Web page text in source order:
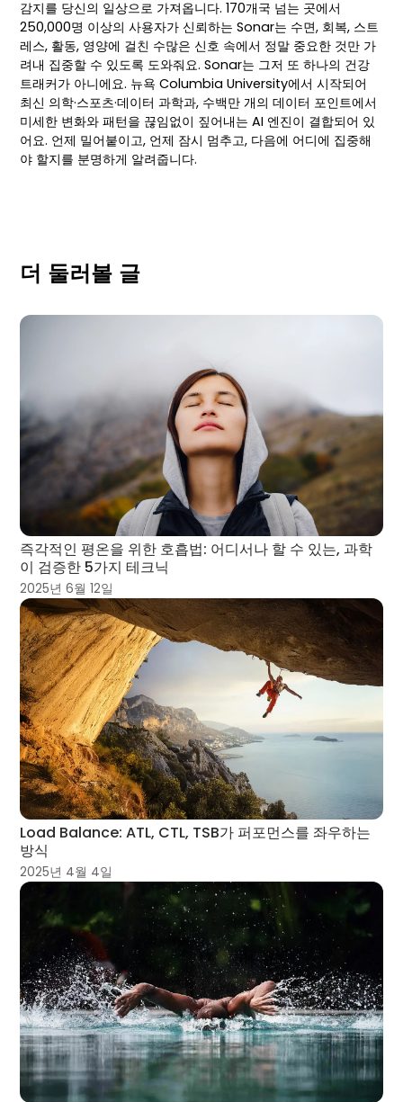
감지를 당신의 일상으로 가져옵니다. 170개국 넘는 곳에서
250,000명 이상의 사용자가 신뢰하는 Sonar는 수면, 회복, 스트
레스, 활동, 영양에 걸친 수많은 신호 속에서 정말 중요한 것만 가
려내 집중할 수 있도록 도와줘요. Sonar는 그저 또 하나의 건강
트래커가 아니에요. 뉴욕 Columbia University에서 시작되어
최신 의학·스포츠·데이터 과학과, 수백만 개의 데이터 포인트에서
미세한 변화와 패턴을 끊임없이 짚어내는 AI 엔진이 결합되어 있
어요. 언제 밀어붙이고, 언제 잠시 멈추고, 다음에 어디에 집중해
야 할지를 분명하게 알려줍니다.
더 둘러볼 글
즉각적인 평온을 위한 호흡법: 어디서나 할 수 있는, 과학
이 검증한 5가지 테크닉
2025년 6월 12일
Load Balance: ATL, CTL, TSB가 퍼포먼스를 좌우하는
방식
2025년 4월 4일